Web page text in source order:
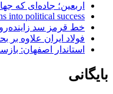
اربعین؛ جاده‌ای که
into political success
خط قرمز سد زاینده‌رود، ۲۳۶ میلیون
فولاد ایران علاوه
استاندار اصفهان:
بایگانی